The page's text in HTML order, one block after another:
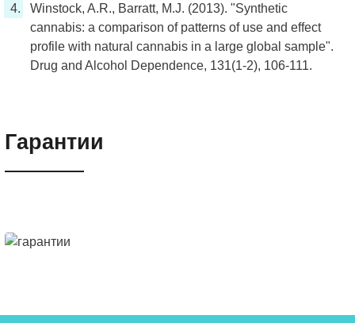
Winstock, A.R., Barratt, M.J. (2013). "Synthetic
cannabis: a comparison of patterns of use and effect
profile with natural cannabis in a large global sample".
Drug and Alcohol Dependence, 131(1-2), 106-111.
Гарантии